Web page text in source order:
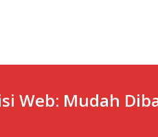
Web: Mudah